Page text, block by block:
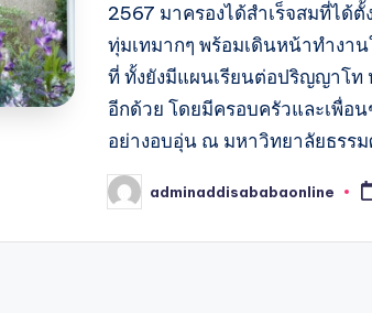
2567 มาครองได้สำเร็จสมที่ได้ตั้
ทุ่มเทมากๆ พร้อมเดินหน้าทำงาน
ที่ ทั้งยังมีแผนเรียนต่อปริญญาโท
อีกด้วย โดยมีครอบครัวและเพื่อ
อย่างอบอุ่น ณ มหาวิทยาลัยธรร
Posted
by
adminaddisababaonline